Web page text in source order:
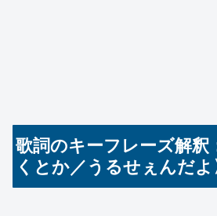
歌詞のキーフレーズ解釈
くとか／うるせぇんだ